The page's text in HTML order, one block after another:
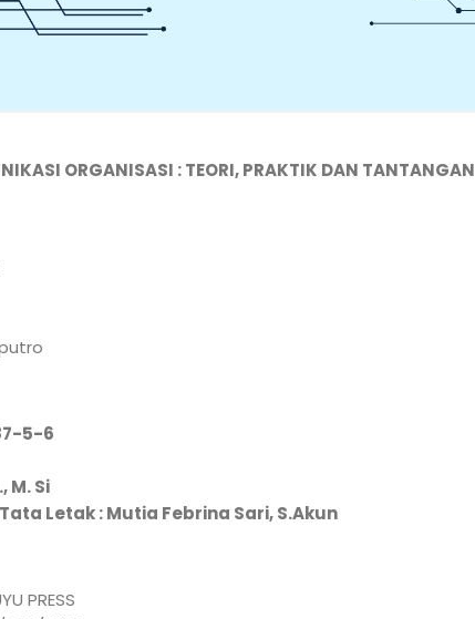
ORGANISASI : TEORI, PRAKTIK DAN TANTANGAN
5-6
M. Si
Letak :Mutia Febrina Sari, S.Akun
PRESS